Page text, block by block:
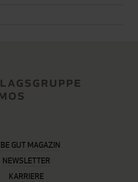
GUT MAGAZIN
NEWSLETTER
KARRIERE